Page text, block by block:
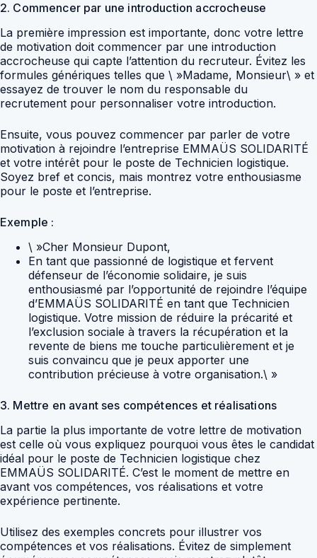
2. Commencer par une introduction accrocheuse
La première impression est importante, donc votre lettre
de motivation doit commencer par une introduction
accrocheuse qui capte l’attention du recruteur. Évitez les
formules génériques telles que \ »Madame, Monsieur\ » et
essayez de trouver le nom du responsable du
recrutement pour personnaliser votre introduction.
Ensuite, vous pouvez commencer par parler de votre
motivation à rejoindre l’entreprise EMMAÜS SOLIDARITÉ
et votre intérêt pour le poste de Technicien logistique.
Soyez bref et concis, mais montrez votre enthousiasme
pour le poste et l’entreprise.
Exemple :
\ »Cher Monsieur Dupont,
En tant que passionné de logistique et fervent
défenseur de l’économie solidaire, je suis
enthousiasmé par l’opportunité de rejoindre l’équipe
d’EMMAÜS SOLIDARITÉ en tant que Technicien
logistique. Votre mission de réduire la précarité et
l’exclusion sociale à travers la récupération et la
revente de biens me touche particulièrement et je
suis convaincu que je peux apporter une
contribution précieuse à votre organisation.\ »
3. Mettre en avant ses compétences et réalisations
La partie la plus importante de votre lettre de motivation
est celle où vous expliquez pourquoi vous êtes le candidat
idéal pour le poste de Technicien logistique chez
EMMAÜS SOLIDARITÉ. C’est le moment de mettre en
avant vos compétences, vos réalisations et votre
expérience pertinente.
Utilisez des exemples concrets pour illustrer vos
compétences et vos réalisations. Évitez de simplement